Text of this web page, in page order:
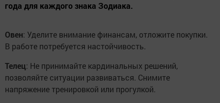
года для каждого знака Зодиака.
Овен: Уделите внимание финансам, отложите покупки.
В работе потребуется настойчивость.
Телец: Не принимайте кардинальных решений,
позволяйте ситуации развиваться. Снимите
напряжение тренировкой или прогулкой.